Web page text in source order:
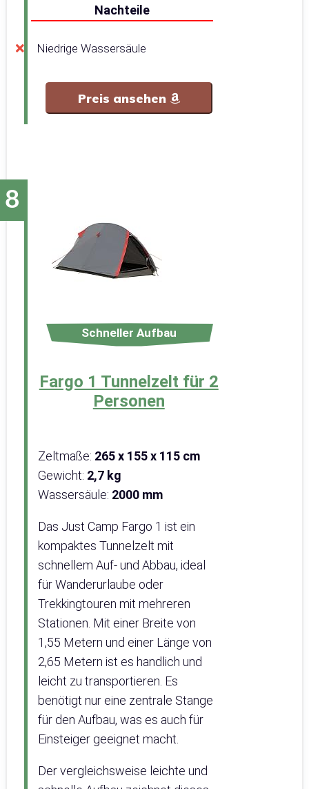
Nachteile
Niedrige Wassersäule
Preis ansehen
Schneller Aufbau
Fargo 1 Tunnelzelt für 2
Personen
Zeltmaße: ‎265 x 155 x 115 cm
Gewicht: 2,7 kg
Wassersäule: 2000 mm
Das Just Camp Fargo 1 ist ein
kompaktes Tunnelzelt mit
schnellem Auf- und Abbau, ideal
für Wanderurlaube oder
Trekkingtouren mit mehreren
Stationen. Mit einer Breite von
1,55 Metern und einer Länge von
2,65 Metern ist es handlich und
leicht zu transportieren. Es
benötigt nur eine zentrale Stange
für den Aufbau, was es auch für
Einsteiger geeignet macht.
Der vergleichsweise leichte und